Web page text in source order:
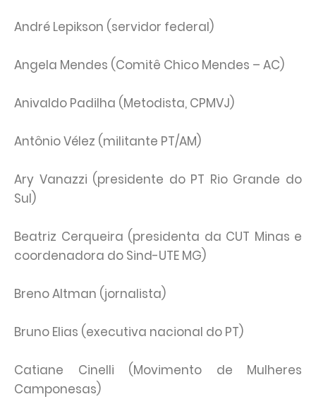
André Lepikson (servidor federal)
Angela Mendes (Comitê Chico Mendes – AC)
Anivaldo Padilha (Metodista, CPMVJ)
Antônio Vélez (militante PT/AM)
Ary Vanazzi (presidente do PT Rio Grande do
Sul)
Beatriz Cerqueira (presidenta da CUT Minas e
coordenadora do Sind-UTE MG)
Breno Altman (jornalista)
Bruno Elias (executiva nacional do PT)
Catiane Cinelli (Movimento de Mulheres
Camponesas)